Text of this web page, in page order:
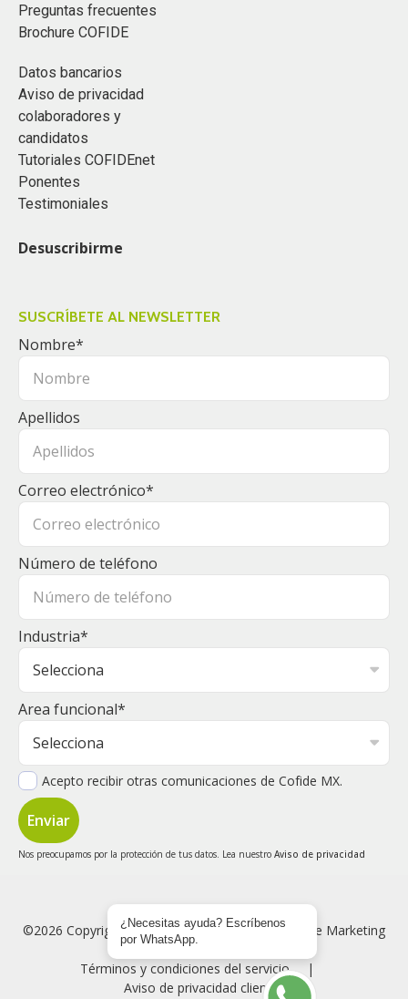
Preguntas frecuentes
Brochure COFIDE
Datos bancarios
Aviso de privacidad
colaboradores y
candidatos
Tutoriales COFIDEnet
Ponentes
Testimoniales
Desuscribirme
SUSCRÍBETE AL NEWSLETTER
Nombre*
Apellidos
Correo electrónico*
Número de teléfono
Industria*
Area funcional*
Acepto recibir otras comunicaciones de Cofide MX.
Nos preocupamos por la protección de tus datos. Lea nuestro Aviso de privacidad
©2026 Copyright © 2023 COFIDE. MS - Agencia de Marketing
Digital
Términos y condiciones del servicio
Aviso de privacidad clientes
¿Necesitas ayuda? Escríbenos
por WhatsApp.